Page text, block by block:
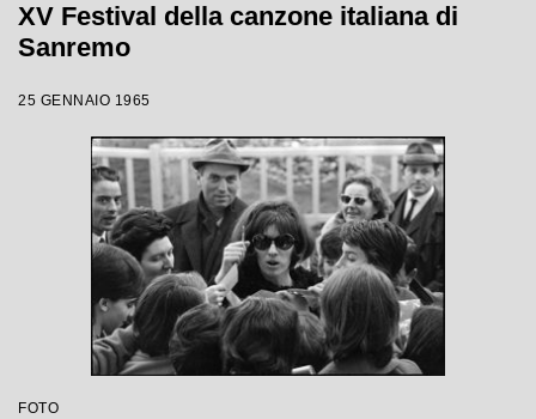
XV Festival della canzone italiana di
Sanremo
25 GENNAIO 1965
FOTO